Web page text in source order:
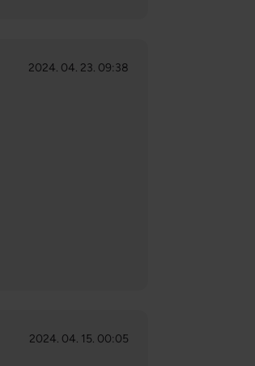
2024. 04. 23. 09:38
2024. 04. 15. 00:05